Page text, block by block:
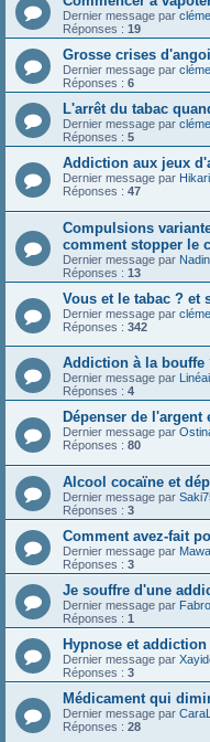
Dernier message par
Réponses : 19
Grosse crises
Dernier message par
Réponses : 6
L'arrêt du tabac
Dernier message par
Réponses : 5
Addiction aux jeux
Dernier message par Hikari
Réponses : 47
Compulsions
comment stopper le
Dernier message par
Réponses : 13
Vous et le tabac ? et
Dernier message par
Réponses : 342
Addiction à la bouffe
Dernier message par
Réponses : 4
Dépenser de l'argent
Dernier message par
Réponses : 80
Alcool cocaïne et
Dernier message par
Réponses : 3
Comment avez-fait
Dernier message par Mawa
Réponses : 3
Je souffre d'une
Dernier message par
Réponses : 1
Hypnose et
Dernier message par
Réponses : 3
Médicament qui
Dernier message par
Réponses : 28